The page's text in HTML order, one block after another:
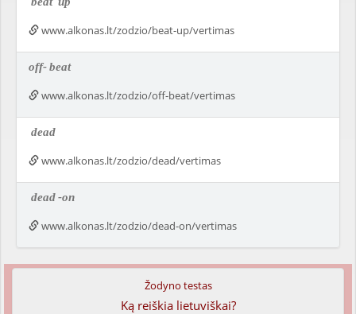
www.alkonas.lt/zodzio/beat-up/vertimas
off-beat
www.alkonas.lt/zodzio/off-beat/vertimas
dead
www.alkonas.lt/zodzio/dead/vertimas
dead-on
www.alkonas.lt/zodzio/dead-on/vertimas
Žodyno testas
Ką reiškia lietuviškai?